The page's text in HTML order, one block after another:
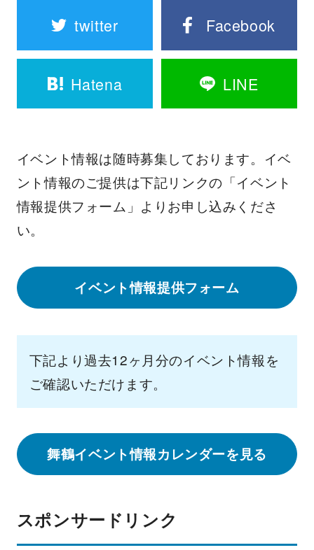
twitter Facebook
Hatena LINE
イベント情報は随時募集しております。イベ
ント情報のご提供は下記リンクの「イベント
情報提供フォーム」よりお申し込みくださ
い。
イベント情報提供フォーム
下記より過去12ヶ月分のイベント情報を
ご確認いただけます。
舞鶴イベント情報カレンダーを見る
スポンサードリンク